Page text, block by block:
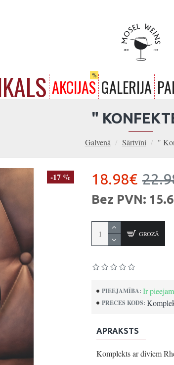
AKCIJAS
%
GALERIJA
Galvenā Sārtvīni "
"
-17 %
PIEEJAMĪBA: Ir
PRECES KODS:
18.98€
Bez PVN:
GROZĀ
APRAKSTS
Komplekts ar diviem